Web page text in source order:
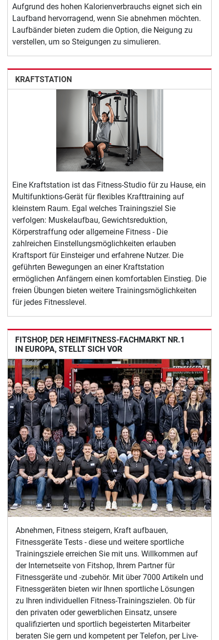
Aufgrund des hohen Kalorienverbrauchs eignet sich ein
Laufband hervorragend, wenn Sie abnehmen möchten.
Laufbänder bieten zudem die Option, die Neigung zu
verstellen, um so Steigungen zu simulieren.
KRAFTSTATION
Eine Kraftstation ist das Fitness-Studio für zu Hause, ein
Multifunktions-Gerät für flexibles Krafttraining auf
kleinstem Raum. Egal welches Trainingsziel Sie
verfolgen: Muskelaufbau, Gewichtsreduktion,
Körperstraffung oder allgemeine Fitness - Die
zahlreichen Einstellungsmöglichkeiten erlauben
Kraftsport für Einsteiger und erfahrene Nutzer. Die
geführten Bewegungen an einer Kraftstation
ermöglichen Anfängern einen komfortablen Einstieg. Die
freien Übungen bieten weitere Trainingsmöglichkeiten
für jedes Fitnesslevel.
FITSHOP, DER HEIMFITNESS-FACHMARKT NR.1
IN EUROPA, STELLT SICH VOR
Abnehmen, Fitness steigern, Kraft aufbauen,
Fitnessgeräte Tests - diese und weitere sportliche
Trainingsziele erreichen Sie mit uns. Willkommen auf
der Internetseite von Fitshop, Ihrem Partner für
Fitnessgeräte und -zubehör. Mit über 7000 Artikeln und
Fitnessgeräten bieten wir Ihnen sportliche Lösungen
zu Ihren individuellen Fitness-Trainingszielen. Ob für
den privaten oder gewerblichen Einsatz, unsere
qualifizierten und sportlich begeisterten Mitarbeiter
beraten Sie gern und kompetent per Telefon, per Live-